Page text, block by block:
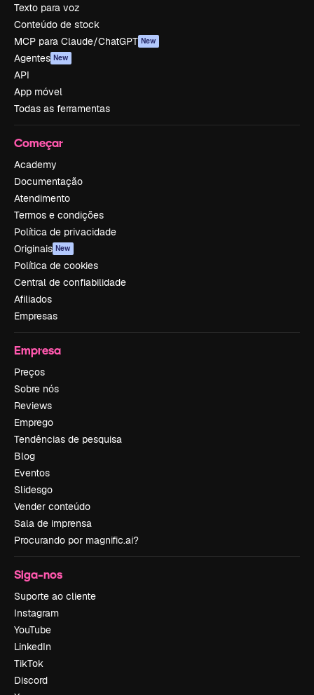
Texto para voz
Conteúdo de stock
MCP para Claude/ChatGPT New
Agentes New
API
App móvel
Todas as ferramentas
Começar
Academy
Documentação
Atendimento
Termos e condições
Política de privacidade
Originais New
Política de cookies
Central de confiabilidade
Afiliados
Empresas
Empresa
Preços
Sobre nós
Reviews
Emprego
Tendências de pesquisa
Blog
Eventos
Slidesgo
Vender conteúdo
Sala de imprensa
Procurando por magnific.ai?
Siga-nos
Suporte ao cliente
Instagram
YouTube
LinkedIn
TikTok
Discord